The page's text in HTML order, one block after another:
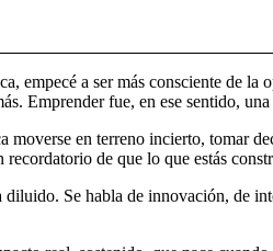
empecé a ser más consciente de
Emprender fue, en ese sentido,
moverse en terreno incierto, tomar
de que lo que estás
diluido. Se habla de innovación, de